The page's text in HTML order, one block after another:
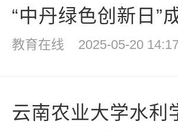
“中丹绿色创新日”
教育在线 2025-05-20 14:17
云南农业大学水利